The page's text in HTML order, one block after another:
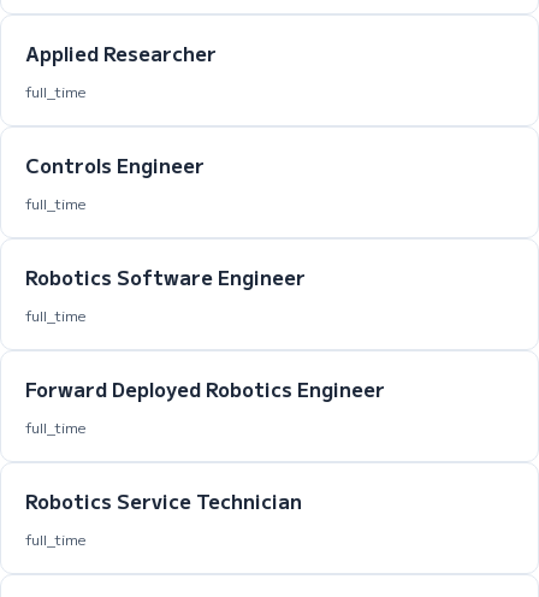
Applied Researcher
full_time
Controls Engineer
full_time
Robotics Software Engineer
full_time
Forward Deployed Robotics Engineer
full_time
Robotics Service Technician
full_time